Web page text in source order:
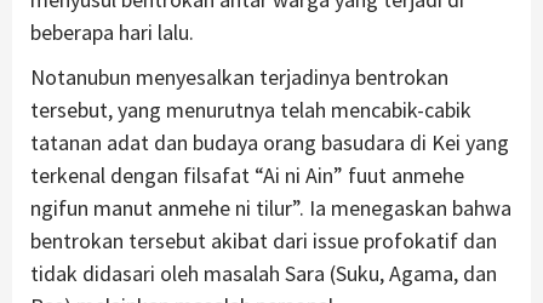
beberapa hari lalu.
Notanubun menyesalkan terjadinya bentrokan
tersebut, yang menurutnya telah mencabik-cabik
tatanan adat dan budaya orang basudara di Kei yang
terkenal dengan filsafat “Ai ni Ain” fuut anmehe
ngifun manut anmehe ni tilur”. Ia menegaskan bahwa
bentrokan tersebut akibat dari issue profokatif dan
tidak didasari oleh masalah Sara (Suku, Agama, dan